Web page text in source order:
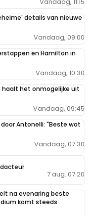
details van nieuwe
Vandaag, 09:00
en Hamilton in
Vandaag, 10:30
haalt het onmogelijke uit
Vandaag, 09:45
Antonelli: "Beste wat
Vandaag, 07:30
7 aug. 07:20
na evenaring beste
komt steeds